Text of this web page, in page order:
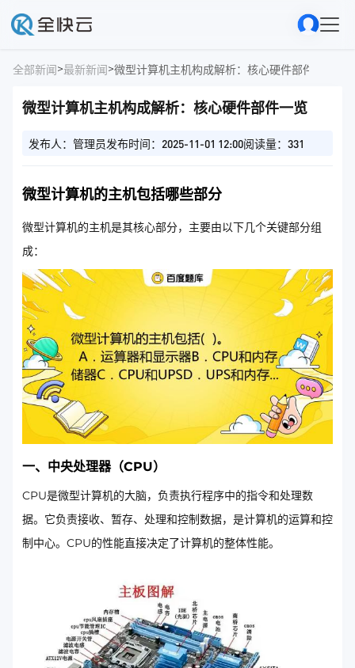
全部新闻>最新新闻>微型计算机主机构成解析：核心硬件部件一览
微型计算机主机构成解析：核心硬件部件一览
发布人：管理员发布时间：2025-11-01 12:00阅读量：331
微型计算机的主机包括哪些部分
微型计算机的主机是其核心部分，主要由以下几个关键部分组
成：
一、中央处理器（CPU）
CPU是微型计算机的大脑，负责执行程序中的指令和处理数
据。它负责接收、暂存、处理和控制数据，是计算机的运算和控
制中心。CPU的性能直接决定了计算机的整体性能。